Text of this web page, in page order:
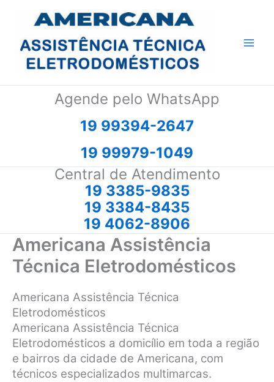
conteúdo
Agende pelo WhatsApp
19 99394-2647
19 99979-1049
Central de Atendimento
19 3385-9835
19 3384-8435
19 4062-8906
Americana Assistência
Técnica Eletrodomésticos
Americana Assistência Técnica
Eletrodomésticos
Americana Assistência Técnica
Eletrodomésticos a domicílio em toda a região
e bairros da cidade de Americana, com
técnicos especializados multimarcas.